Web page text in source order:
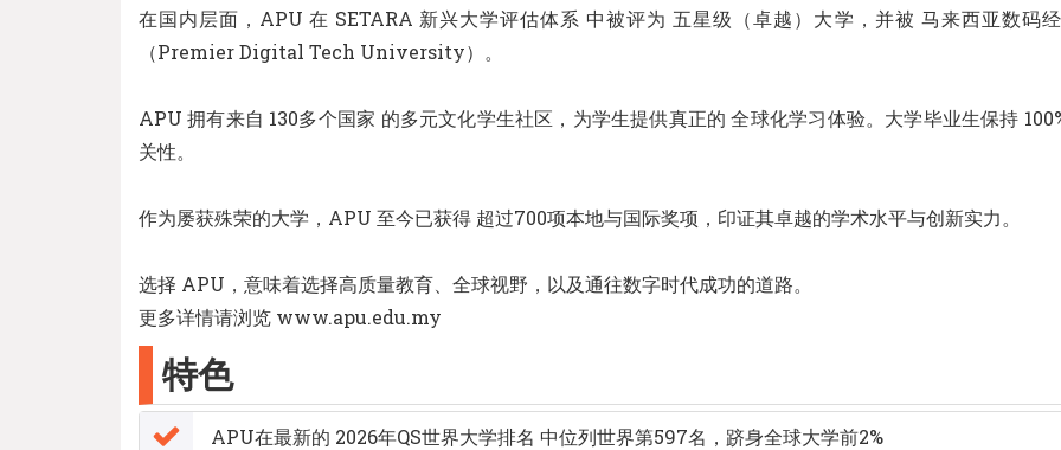
在国内层面，APU 在 SETARA 新兴大学评估体系 中被评为 五星级（卓越）大学，并被 马来西亚数码
（Premier Digital Tech University）。
APU 拥有来自 130多个国家 的多元文化学生社区，为学生提供真正的 全球化学习体验。大学毕业生保持
关性。
作为屡获殊荣的大学，APU 至今已获得 超过700项本地与国际奖项，印证其卓越的学术水平与创新实力。
选择 APU，意味着选择高质量教育、全球视野，以及通往数字时代成功的道路。
更多详情请浏览 www.apu.edu.my
特色
APU在最新的 2026年QS世界大学排名 中位列世界第597名，跻身全球大学前2%